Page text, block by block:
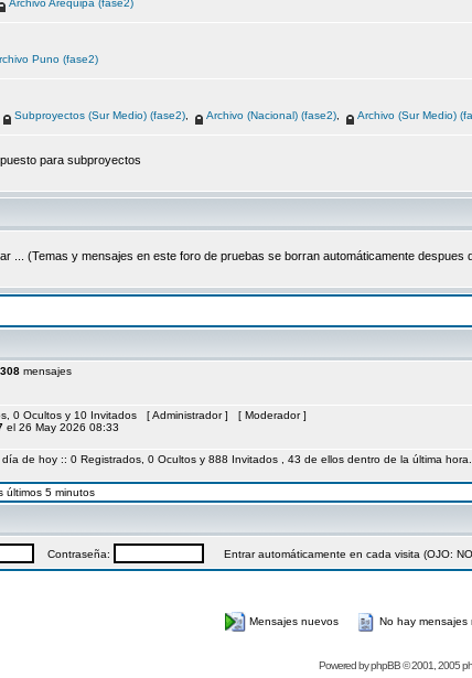
Archivo Arequipa (fase2)
Puno (fase2)
Subproyectos (Sur Medio) (fase2) Archivo (Nacional) (fase2) Archivo (Sur Medio)
para subproyectos
... (Temas y mensajes en este foro de pruebas se borran automáticamente despues
mensajes
0 Ocultos y 10 Invitados [Administrador] [ Moderador]
el 26 May 2026 08:33
de hoy :: 0 Registrados, 0 Ocultos y 888 Invitados , 43 de ellos dentro de la última hora.
últimos 5 minutos
Contraseña: Entrar automáticamente en cada visita (OJO: NO
Mensajes nuevos No hay mensajes
Powered byphpBB© 2001, 2005